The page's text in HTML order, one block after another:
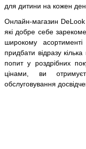
для дитини на кожен
Онлайн-магазин
які добре себе
широкому
придбати відразу
попит у роздрібних
цінами, ви
обслуговування